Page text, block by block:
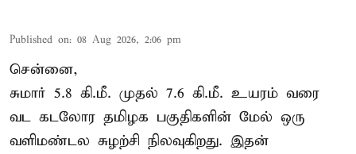
Published on: 08 Aug 2026, 2:06 pm
சென்னை,
சுமார் 5.8 கி.மீ. முதல் 7.6 கி.மீ. உயரம் வரை
வட கடலோர தமிழக பகுதிகளின் மேல் ஒரு
வளிமண்டல சுழற்சி நிலவுகிறது. இதன்